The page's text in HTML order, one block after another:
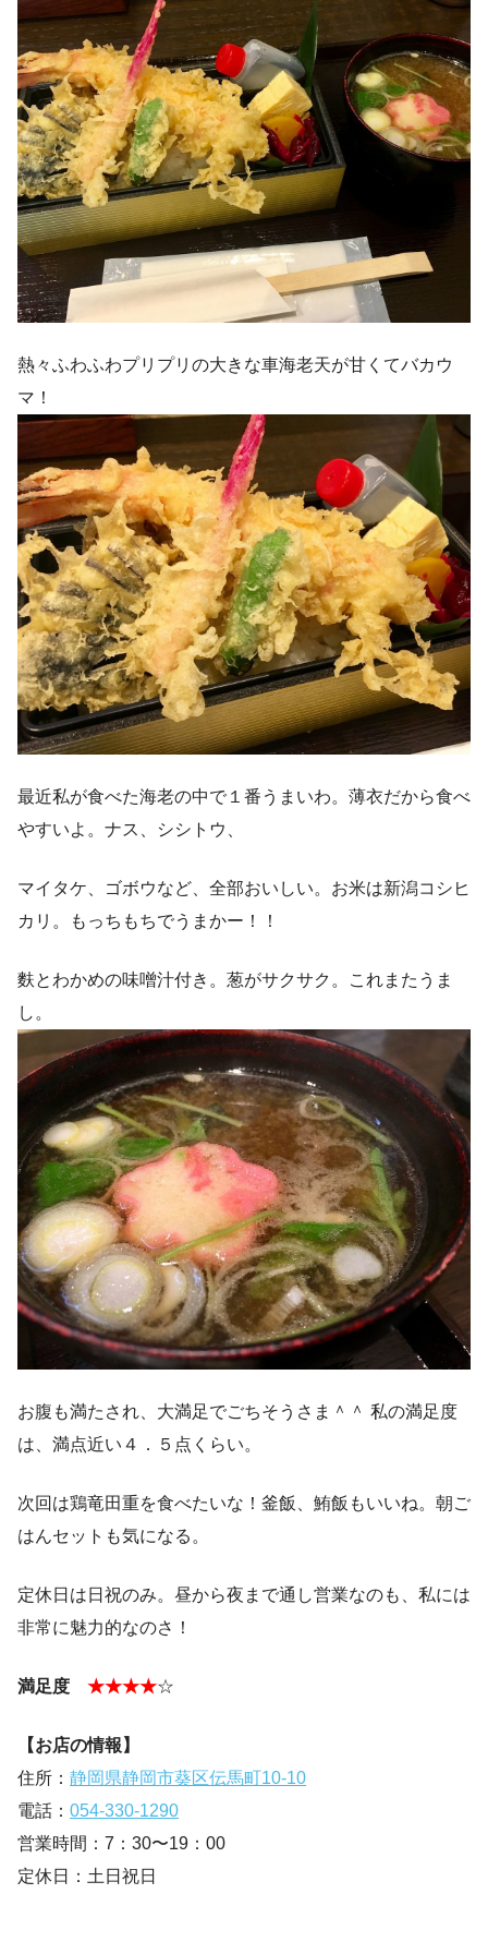
熱々ふわふわプリプリの大きな車海老天が甘くてバカウ
マ！
最近私が食べた海老の中で１番うまいわ。薄衣だから食べ
やすいよ。ナス、シシトウ、
マイタケ、ゴボウなど、全部おいしい。お米は新潟コシヒ
カリ。もっちもちでうまかー！！
麩とわかめの味噌汁付き。葱がサクサク。これまたうま
し。
お腹も満たされ、大満足でごちそうさま＾＾ 私の満足度
は、満点近い４．５点くらい。
次回は鶏竜田重を食べたいな！釜飯、鮪飯もいいね。朝ご
はんセットも気になる。
定休日は日祝のみ。昼から夜まで通し営業なのも、私には
非常に魅力的なのさ！
満足度 ★★★★☆
【お店の情報】
住所： 静岡県静岡市葵区伝馬町10-10
電話： 054-330-1290
営業時間：7：30〜19：00
定休日：土日祝日